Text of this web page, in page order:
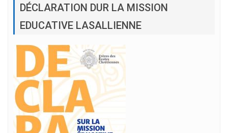
DÉCLARATION DUR LA MISSION
EDUCATIVE LASALLIENNE